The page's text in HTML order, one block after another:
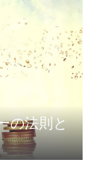
の法則と